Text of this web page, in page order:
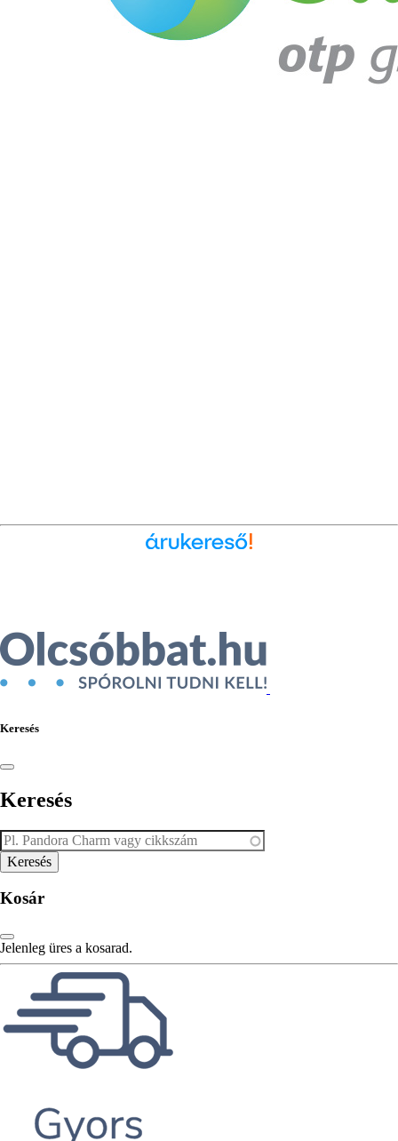
Keresés
Keresés
Kosár
Jelenleg üres a kosarad.